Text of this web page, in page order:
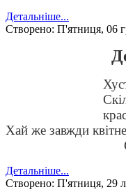
Детальніше...
Створено: П'ятниця, 06
Хай же завжди
Оберіг-
Детальніше...
Створено: П'ятниця, 29